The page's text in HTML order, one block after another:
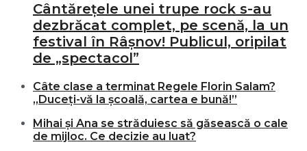
Cântărețele unei trupe rock s-au
dezbrăcat complet, pe scenă, la un
festival în Râșnov! Publicul, oripilat
de „spectacol”
Câte clase a terminat Regele Florin Salam?
„Duceți-vă la școală, cartea e bună!”
Mihai și Ana se străduiesc să găsească o cale
de mijloc. Ce decizie au luat?